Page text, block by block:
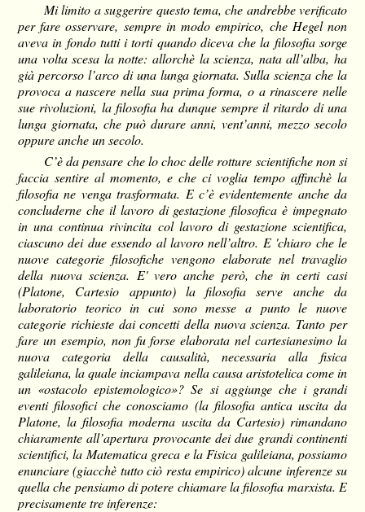
Mi limito a suggerire questo tema, che andrebbe verificato
per fare osservare, sempre in modo empirico, che Hegel non
aveva in fondo tutti i torti quando diceva che la filosofia sorge
una volta scesa la notte: allorchè la scienza, nata all’alba, ha
già percorso l’arco di una lunga giornata. Sulla scienza che la
provoca a nascere nella sua prima forma, o a rinascere nelle
sue rivoluzioni, la filosofia ha dunque sempre il ritardo di una
lunga giornata, che può durare anni, vent’anni, mezzo secolo
oppure anche un secolo.
C’è da pensare che lo choc delle rotture scientifiche non si
faccia sentire al momento, e che ci voglia tempo affinchè la
filosofia ne venga trasformata. E c’è evidentemente anche da
concluderne che il lavoro di gestazione filosofica è impegnato
in una continua rivincita col lavoro di gestazione scientifica,
ciascuno dei due essendo al lavoro nell’altro. E 'chiaro che le
nuove categorie filosofiche vengono elaborate nel travaglio
della nuova scienza. E' vero anche però, che in certi casi
(Platone, Cartesio appunto) la filosofia serve anche da
laboratorio teorico in cui sono messe a punto le nuove
categorie richieste dai concetti della nuova scienza. Tanto per
fare un esempio, non fu forse elaborata nel cartesianesimo la
nuova categoria della causalità, necessaria alla fisica
galileiana, la quale inciampava nella causa aristotelica come in
un «ostacolo epistemologico»? Se si aggiunge che i grandi
eventi filosofici che conosciamo (la filosofia antica uscita da
Platone, la filosofia moderna uscita da Cartesio) rimandano
chiaramente all’apertura provocante dei due grandi continenti
scientifici, la Matematica greca e la Fisica galileiana, possiamo
enunciare (giacchè tutto ciò resta empirico) alcune inferenze su
quella che pensiamo di potere chiamare la filosofia marxista. E
precisamente tre inferenze: